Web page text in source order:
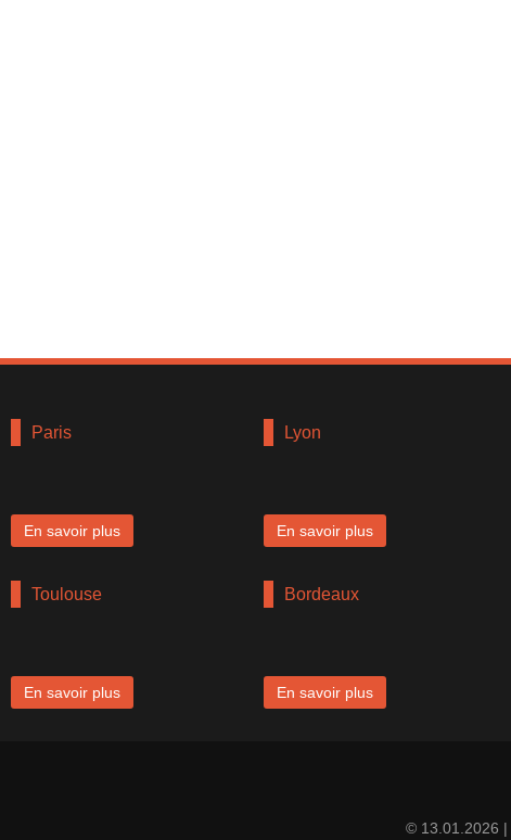
Paris
En savoir plus
Lyon
En savoir plus
Toulouse
En savoir plus
Bordeaux
En savoir plus
© 13.01.2026 |